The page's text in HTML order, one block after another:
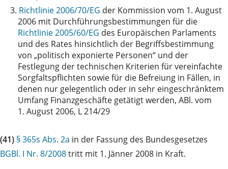
3. Richtlinie 2006/70/EG der Kommission vom 1. August
2006 mit Durchführungsbestimmungen für die
Richtlinie 2005/60/EG des Europäischen Parlaments
und des Rates hinsichtlich der Begriffsbestimmung
von „politisch exponierte Personen“ und der
Festlegung der technischen Kriterien für vereinfachte
Sorgfaltspflichten sowie für die Befreiung in Fällen, in
denen nur gelegentlich oder in sehr eingeschränktem
Umfang Finanzgeschäfte getätigt werden, ABl. vom
1. August 2006, L 214/29
(41) § 365s Abs. 2a in der Fassung des Bundesgesetzes
BGBl. I Nr. 8/2008tritt mit 1. Jänner 2008 in Kraft.